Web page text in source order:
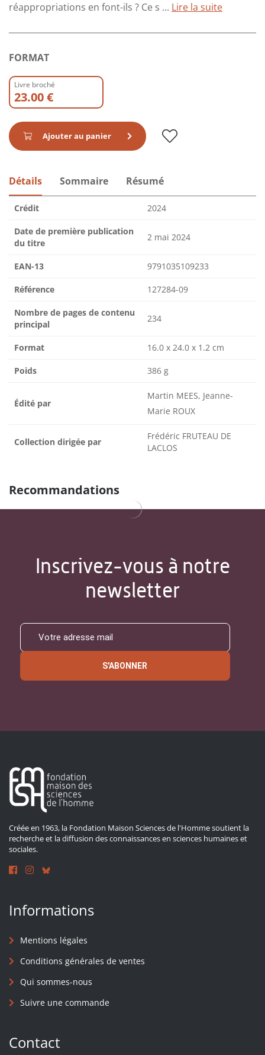
réappropriations en font-ils ? Ce s ... Lire la suite
FORMAT
Livre broché
23.00 €
Ajouter au panier
Détails Sommaire Résumé
Crédit 2024
Date de première publication
du titre
2 mai 2024
EAN-13 9791035109233
Référence 127284-09
Nombre de pages de contenu
principal
234
Format 16.0 x 24.0 x 1.2 cm
Poids 386 g
Édité par
Martin MEES, Jeanne-
Marie ROUX
Collection dirigée par
Frédéric FRUTEAU DE
LACLOS
Recommandations
Inscrivez-vous à notre
newsletter
S'ABONNER
Créée en 1963, la Fondation Maison Sciences de l'Homme soutient la
recherche et la diffusion des connaissances en sciences humaines et
sociales.
Informations
Mentions légales
Conditions générales de ventes
Qui sommes-nous
Suivre une commande
Contact